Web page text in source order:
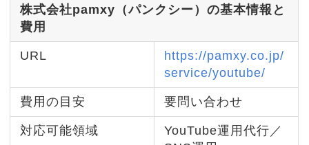
株式会社pamxy（パンクシー）の基本情報と
費用
URL
https://pamxy.co.jp/
service/youtube/
費用の目安 要問い合わせ
対応可能領域
YouTube運用代行／